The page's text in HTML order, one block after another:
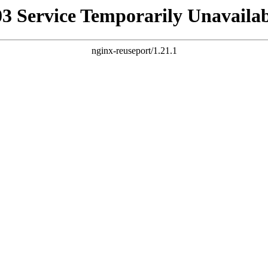
Service Temporarily
nginx-reuseport/1.21.1